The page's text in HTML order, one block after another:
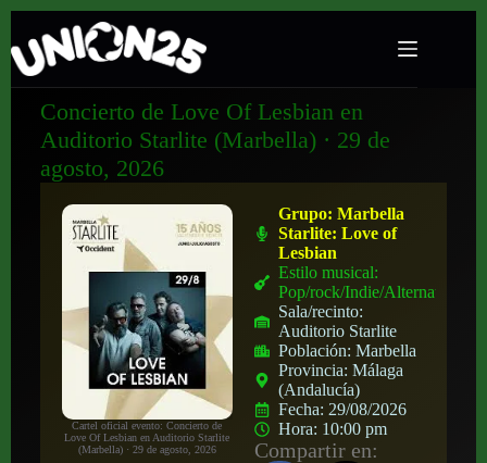
Concierto de Love Of Lesbian en
Auditorio Starlite (Marbella) · 29 de
agosto, 2026
Cartel oficial evento: Concierto de
Love Of Lesbian en Auditorio Starlite
(Marbella) · 29 de agosto, 2026
Grupo:Marbella
Starlite: Love of
Lesbian
Estilo musical:
Pop/rock/Indie/Alternativo
Sala/recinto:
Auditorio Starlite
Población:Marbella
Provincia:Málaga
(Andalucía)
Fecha: 29/08/2026
Hora: 10:00 pm
Compartir en: